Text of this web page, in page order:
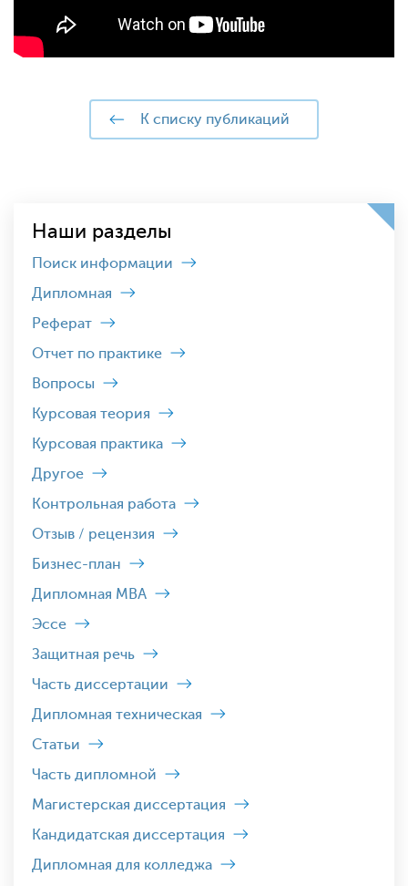
к списку публикаций
Наши разделы
Поиск информации
Дипломная
Реферат
Отчет по практике
Вопросы
Курсовая теория
Курсовая практика
Другое
Контрольная работа
Отзыв / рецензия
Бизнес-план
Дипломная MBA
Эссе
Защитная речь
Часть диссертации
Дипломная техническая
Статьи
Часть дипломной
Магистерская диссертация
Кандидатская диссертация
Дипломная для колледжа